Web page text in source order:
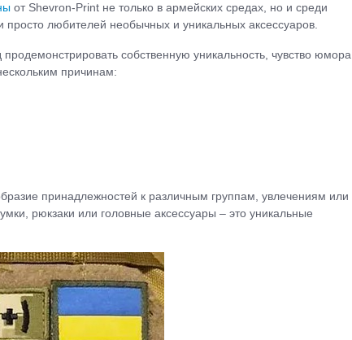
от Shevron-Print не только в армейских средах, но и среди
любителей необычных и уникальных аксессуаров.
собственную уникальность, чувство юмора
причинам:
принадлежностей к различным группам, увлечениям или
рюкзаки или головные аксессуары – это уникальные